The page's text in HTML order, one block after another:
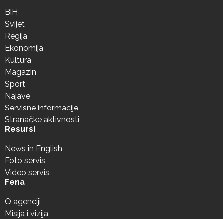
BiH
Svijet
Regija
Ekonomija
Kultura
Magazin
Sport
Najave
Servisne informacije
Stranačke aktivnosti
Resursi
News in English
Foto servis
Video servis
Fena
O agenciji
Misija i vizija